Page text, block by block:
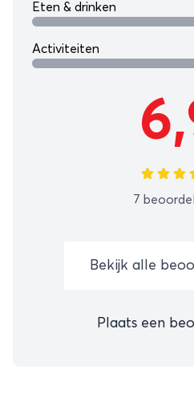
Eten & drinken
Activiteiten
7
Bekijk alle
Plaats een